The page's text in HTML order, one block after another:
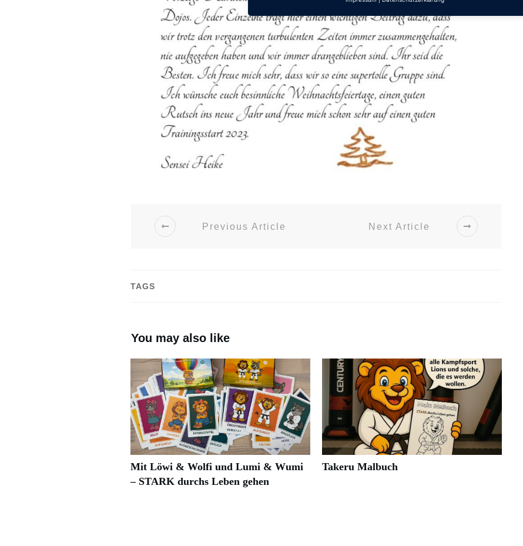
Previous Article Next Article
TAGS
You may also like
Mit Löwi & Wolfi und Lumi & Wumi
– STARK durchs Leben gehen
Takeru Malbuch